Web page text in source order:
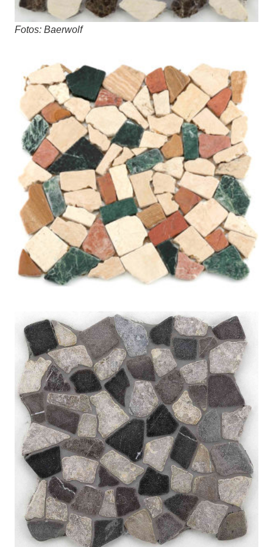
Fotos: Baerwolf